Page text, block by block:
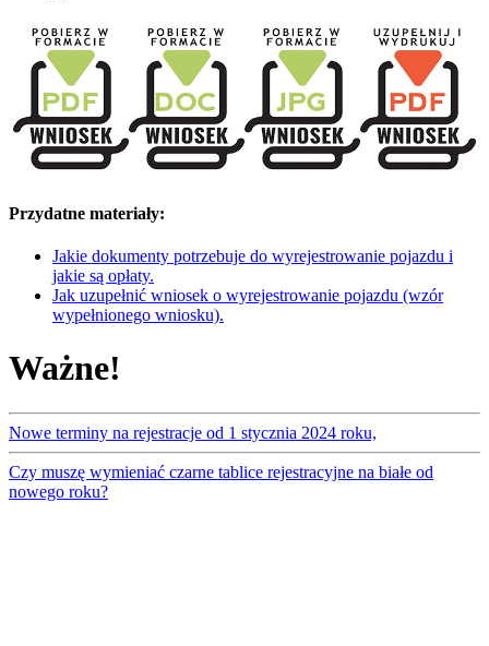
Przydatne materiały:
Jakie dokumenty potrzebuje do wyrejestrowanie pojazdu i
jakie są opłaty.
Jak uzupełnić wniosek o wyrejestrowanie pojazdu (wzór
wypełnionego wniosku).
Ważne!
Nowe terminy na rejestracje od 1 stycznia 2024 roku,
Czy muszę wymieniać czarne tablice rejestracyjne na białe od
nowego roku?